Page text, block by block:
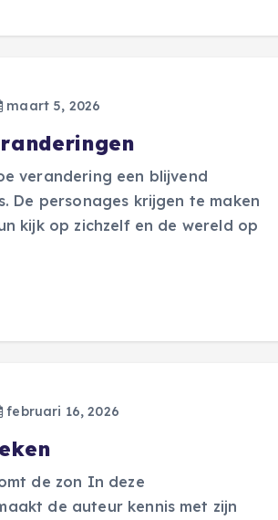
maart 5, 2026
verandering een blijvend
De personages krijgen te maken
kijk op zichzelf en de wereld op
februari 16, 2026
de zon In deze
de auteur kennis met zijn